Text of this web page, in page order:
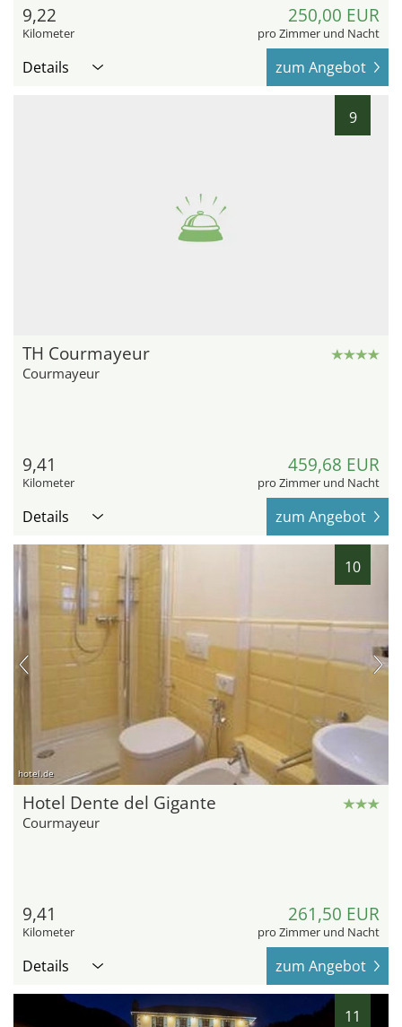
9,22
Kilometer
250,00 EUR
pro Zimmer und Nacht
Details zum Angebot
9
TH Courmayeur
Courmayeur
9,41
Kilometer
459,68 EUR
pro Zimmer und Nacht
Details zum Angebot
10
hotel.de
Hotel Dente del Gigante
Courmayeur
9,41
Kilometer
261,50 EUR
pro Zimmer und Nacht
Details zum Angebot
11